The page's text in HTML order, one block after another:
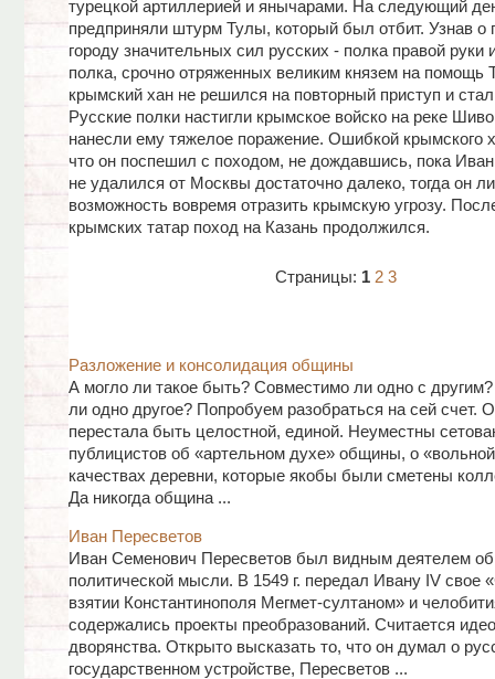
турецкой артиллерией и янычарами. На следующий
предприняли штурм Тулы, который был отбит. Узнав о
городу значительных сил русских - полка правой руки
полка, срочно отряженных великим князем на помощь
крымский хан не решился на повторный приступ и стал
Русские полки настигли крымское войско на реке
нанесли ему тяжелое поражение. Ошибкой крымского
что он поспешил с походом, не дождавшись, пока
не удалился от Москвы достаточно далеко, тогда он
возможность вовремя отразить крымскую угрозу.
крымских татар поход на Казань продолжился.
Страницы: 1 2 3
Разложение и консолидация общины
А могло ли такое быть? Совместимо ли одно с
ли одно другое? Попробуем разобраться на сей счет.
перестала быть целостной, единой. Неуместны
публицистов об «артельном духе» общины, о
качествах деревни, которые якобы были сметены
Да никогда община ...
Иван Пересветов
Иван Семенович Пересветов был видным деятелем
политической мысли. В 1549 г. передал Ивану IV свое
взятии Константинополя Мегмет-султаном» и
содержались проекты преобразований. Считается
дворянства. Открыто высказать то, что он думал о
государственном устройстве, Пересветов ...